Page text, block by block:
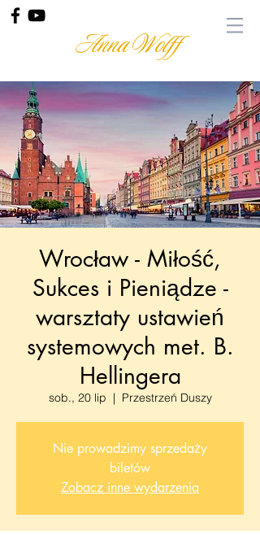
Anna Wolff
Wrocław - Miłość,
Sukces i Pieniądze -
warsztaty ustawień
systemowych met. B.
Hellingera
sob., 20 lip
  |
Przestrzeń Duszy
Nie prowadzimy sprzedaży
biletów
Zobacz inne wydarzenia